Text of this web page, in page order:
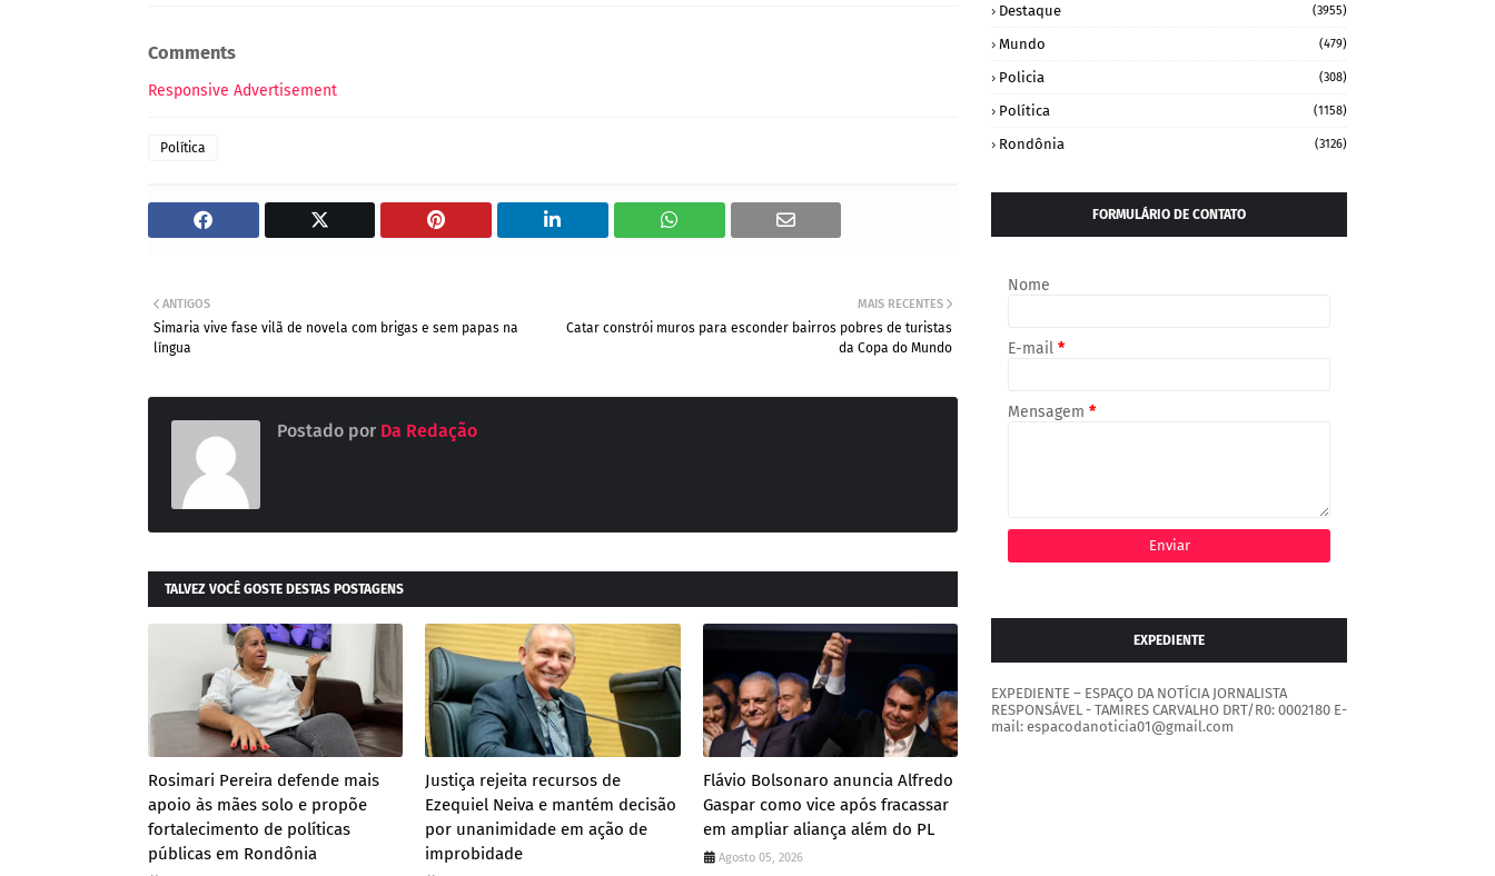
Comments
Responsive Advertisement
Política
MAIS RECENTES
Catar constrói muros para esconder bairros pobres de turistas
da Copa do Mundo
ANTIGOS
Simaria vive fase vilã de novela com brigas e sem papas na
língua
Postado por Da Redação
TALVEZ VOCÊ GOSTE DESTAS POSTAGENS
Rosimari Pereira defende mais
apoio às mães solo e propõe
fortalecimento de políticas
públicas em Rondônia
Justiça rejeita recursos de
Ezequiel Neiva e mantém decisão
por unanimidade em ação de
improbidade
Flávio Bolsonaro anuncia Alfredo
Gaspar como vice após fracassar
em ampliar aliança além do PL
Agosto 05, 2026
Destaque (3955)
Mundo (479)
Policia (308)
Política (1158)
Rondônia (3126)
FORMULÁRIO DE CONTATO
Nome
E-mail *
Mensagem *
EXPEDIENTE
EXPEDIENTE – ESPAÇO DA NOTÍCIA JORNALISTA
RESPONSÁVEL - TAMIRES CARVALHO DRT/R0: 0002180 E-
mail: espacodanoticia01@gmail.com